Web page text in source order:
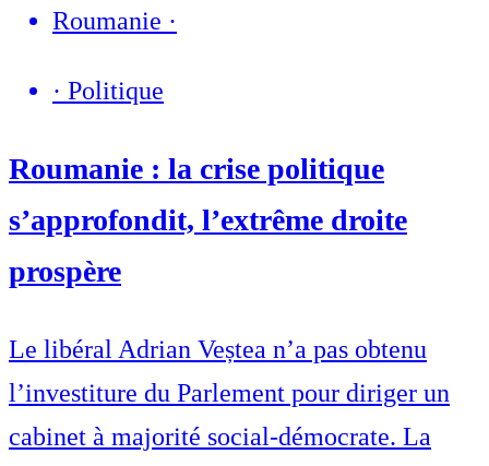
Roumanie ·
· Politique
Roumanie : la crise politique
s’approfondit, l’extrême droite
prospère
Le libéral Adrian Veștea n’a pas obtenu
l’investiture du Parlement pour diriger un
cabinet à majorité social-démocrate. La